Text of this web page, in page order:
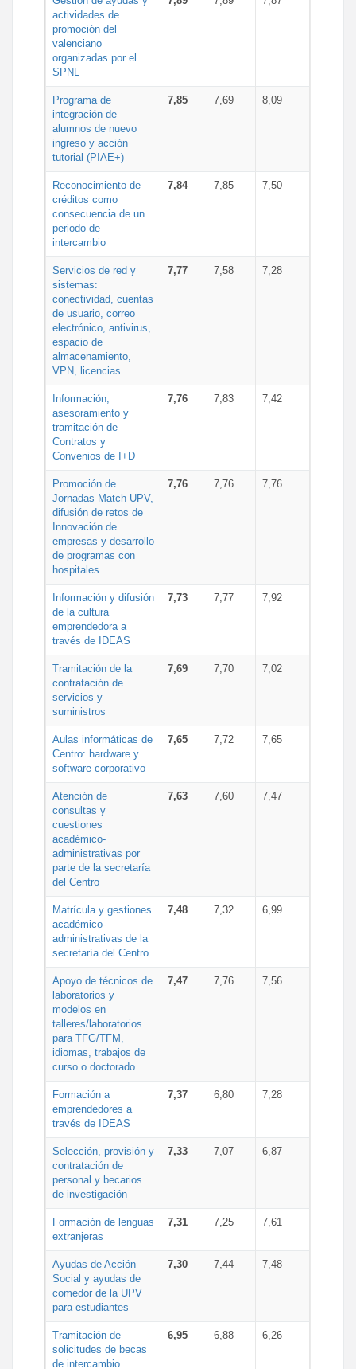
actividades de
promoción del
valenciano
organizadas por el
SPNL
Programa de
integración de
alumnos de nuevo
ingreso y acción
tutorial (PIAE+)
7,85 7,69 8,09
Reconocimiento de
créditos como
consecuencia de un
periodo de
intercambio
7,84 7,85 7,50
Servicios de red y
sistemas:
conectividad, cuentas
de usuario, correo
electrónico, antivirus,
espacio de
almacenamiento,
VPN, licencias...
7,77 7,58 7,28
Información,
asesoramiento y
tramitación de
Contratos y
Convenios de I+D
7,76 7,83 7,42
Promoción de
Jornadas Match UPV,
difusión de retos de
Innovación de
empresas y desarrollo
de programas con
hospitales
7,76 7,76 7,76
Información y difusión
de la cultura
emprendedora a
través de IDEAS
7,73 7,77 7,92
Tramitación de la
contratación de
servicios y
suministros
7,69 7,70 7,02
Aulas informáticas de
Centro: hardware y
software corporativo
7,65 7,72 7,65
Atención de
consultas y
cuestiones
académico-
administrativas por
parte de la secretaría
del Centro
7,63 7,60 7,47
Matrícula y gestiones
académico-
administrativas de la
secretaría del Centro
7,48 7,32 6,99
Apoyo de técnicos de
laboratorios y
modelos en
talleres/laboratorios
para TFG/TFM,
idiomas, trabajos de
curso o doctorado
7,47 7,76 7,56
Formación a
emprendedores a
través de IDEAS
7,37 6,80 7,28
Selección, provisión y
contratación de
personal y becarios
de investigación
7,33 7,07 6,87
Formación de lenguas
extranjeras
7,31 7,25 7,61
Ayudas de Acción
Social y ayudas de
comedor de la UPV
para estudiantes
7,30 7,44 7,48
Tramitación de
solicitudes de becas
de intercambio
6,95 6,88 6,26